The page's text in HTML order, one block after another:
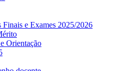
Finais e Exames 2025/2026
Orientação